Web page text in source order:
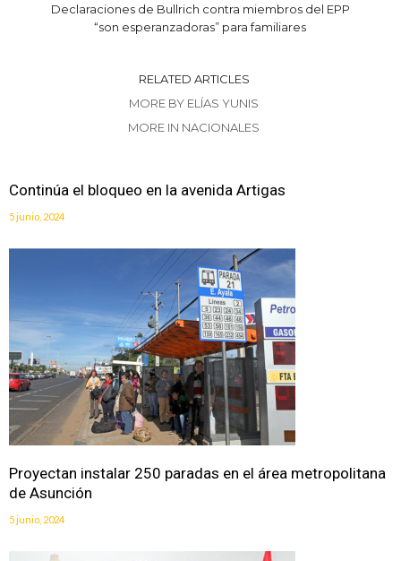
Declaraciones de Bullrich contra miembros del EPP
“son esperanzadoras” para familiares
RELATED ARTICLES
MORE BY ELÍAS YUNIS
MORE IN NACIONALES
Continúa el bloqueo en la avenida Artigas
5 junio, 2024
Proyectan instalar 250 paradas en el área metropolitana
de Asunción
5 junio, 2024